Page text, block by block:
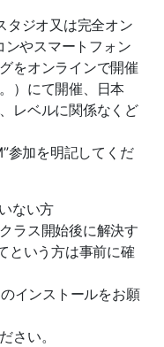
タジオ又は完全オン
やスマートフォン
をオンラインで開催
）にて開催、日本
レベルに関係なくど
参加を明記してくだ
ない方
ラス開始後に解決す
という方は事前に確
インストールをお願
さい。